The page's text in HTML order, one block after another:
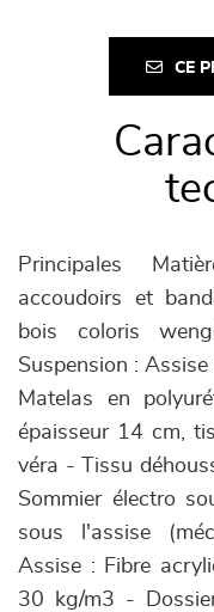
CE
Principales
accoudoirs et
bois coloris
Suspension :
Matelas en
épaisseur 14 cm,
véra - Tissu
Sommier électro
sous l'assise
Assise : Fibre
30 kg/m3 -